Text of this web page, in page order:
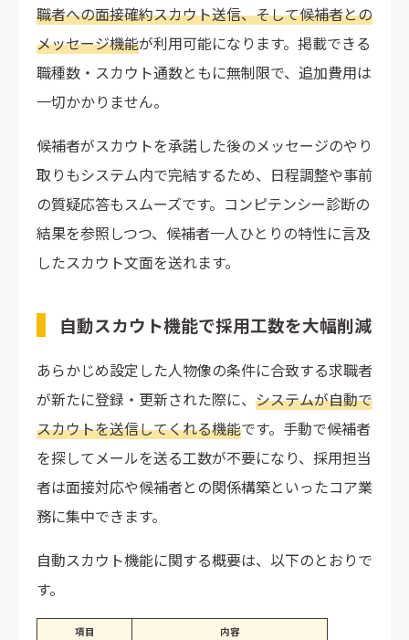
職者への面接確約スカウト送信、そして候補者との
メッセージ機能が利用可能になります。掲載できる
職種数・スカウト通数ともに無制限で、追加費用は
一切かかりません。
候補者がスカウトを承諾した後のメッセージのやり
取りもシステム内で完結するため、日程調整や事前
の質疑応答もスムーズです。コンピテンシー診断の
結果を参照しつつ、候補者一人ひとりの特性に言及
したスカウト文面を送れます。
自動スカウト機能で採用工数を大幅削減
あらかじめ設定した人物像の条件に合致する求職者
が新たに登録・更新された際に、 システムが自動で
スカウトを送信してくれる機能です。手動で候補者
を探してメールを送る工数が不要になり、採用担当
者は面接対応や候補者との関係構築といったコア業
務に集中できます。
自動スカウト機能に関する概要は、以下のとおりで
す。
項目
内容